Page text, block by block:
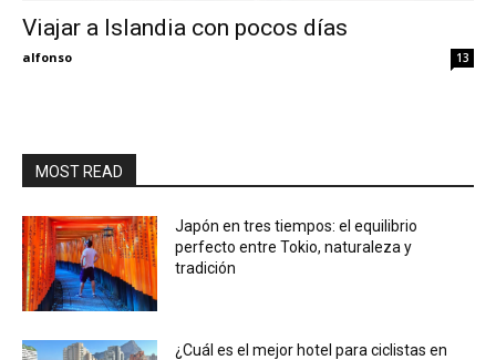
Viajar a Islandia con pocos días
alfonso 13
MOST READ
Japón en tres tiempos: el equilibrio
perfecto entre Tokio, naturaleza y
tradición
¿Cuál es el mejor hotel para ciclistas en